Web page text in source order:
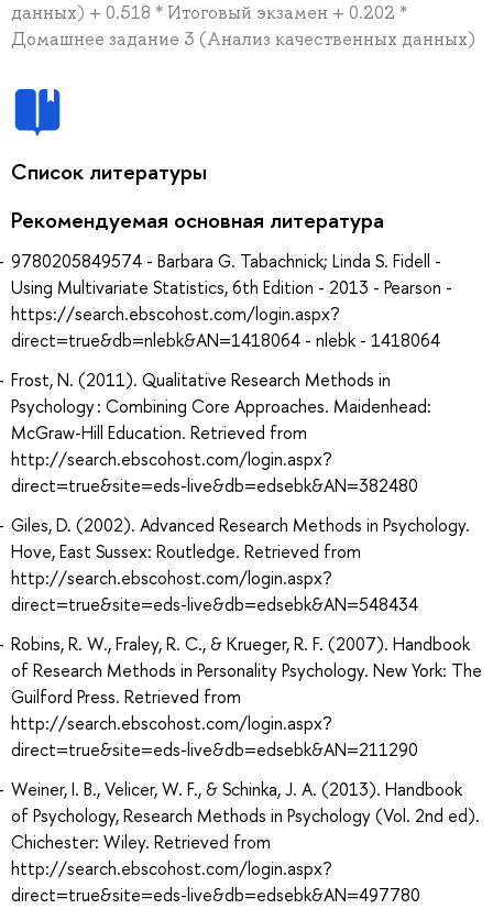
данных) + 0.518 * Итоговый экзамен + 0.202 *
Домашнее задание 3 (Анализ качественных данных)
Список литературы
Рекомендуемая основная литература
9780205849574 - Barbara G. Tabachnick; Linda S. Fidell -
Using Multivariate Statistics, 6th Edition - 2013 - Pearson -
https://search.ebscohost.com/login.aspx?
direct=true&db=nlebk&AN=1418064 - nlebk - 1418064
Frost, N. (2011). Qualitative Research Methods in
Psychology : Combining Core Approaches. Maidenhead:
McGraw-Hill Education. Retrieved from
http://search.ebscohost.com/login.aspx?
direct=true&site=eds-live&db=edsebk&AN=382480
Giles, D. (2002). Advanced Research Methods in Psychology.
Hove, East Sussex: Routledge. Retrieved from
http://search.ebscohost.com/login.aspx?
direct=true&site=eds-live&db=edsebk&AN=548434
Robins, R. W., Fraley, R. C., & Krueger, R. F. (2007). Handbook
of Research Methods in Personality Psychology. New York: The
Guilford Press. Retrieved from
http://search.ebscohost.com/login.aspx?
direct=true&site=eds-live&db=edsebk&AN=211290
Weiner, I. B., Velicer, W. F., & Schinka, J. A. (2013). Handbook
of Psychology, Research Methods in Psychology (Vol. 2nd ed).
Chichester: Wiley. Retrieved from
http://search.ebscohost.com/login.aspx?
direct=true&site=eds-live&db=edsebk&AN=497780